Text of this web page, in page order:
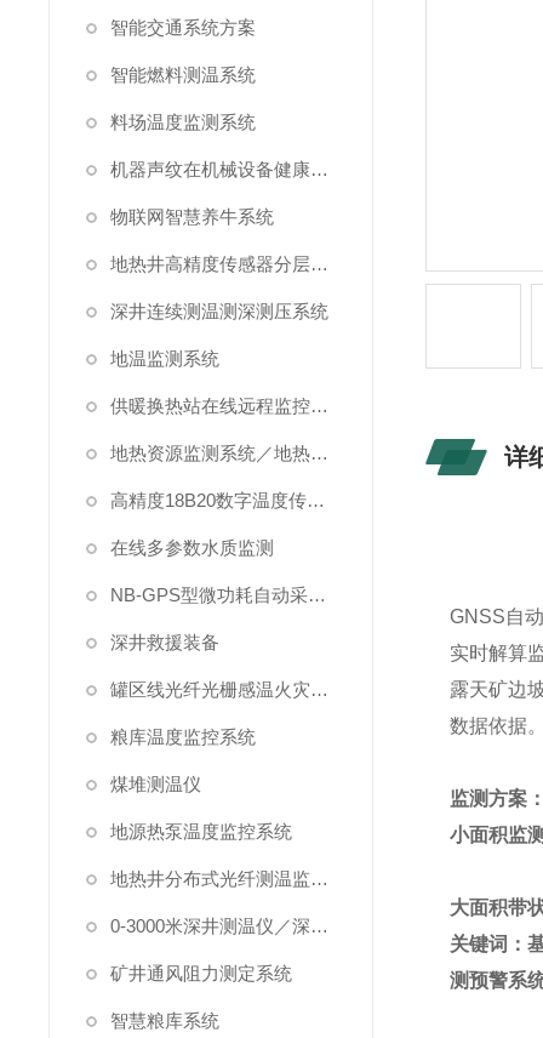
智能交通系统方案
智能燃料测温系统
料场温度监测系统
机器声纹在机械设备健康状态监测中的应用
物联网智慧养牛系统
地热井高精度传感器分层测温方案
深井连续测温测深测压系统
地温监测系统
供暖换热站在线远程监控系统方案
地热资源监测系统／地热管理系统
高精度18B20数字温度传感器
在线多参数水质监测
NB-GPS型微功耗自动采集系统
深井救援装备
罐区线光纤光栅感温火灾探测系统
粮库温度监控系统
煤堆测温仪
地源热泵温度监控系统
地热井分布式光纤测温监测系统
0-3000米深井测温仪／深水测温仪
矿井通风阻力测定系统
智慧粮库系统
详
GNSS自
实时解算
露天矿边
数据依据
监测方案
小面积监
大面积带
关键词：
测预警系